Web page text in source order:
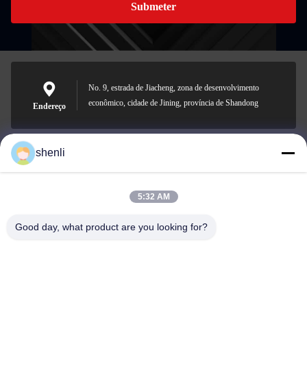
Submeter
Endereço
No. 9, estrada de Jiacheng, zona de desenvolvimento
econômico, cidade de Jining, província de Shandong
shenli@shenlirigging.com
shenli
5:32 AM
Good day, what product are you looking for?